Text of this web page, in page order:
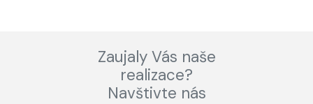
Zaujaly Vás naše
realizace?
Navštivte nás